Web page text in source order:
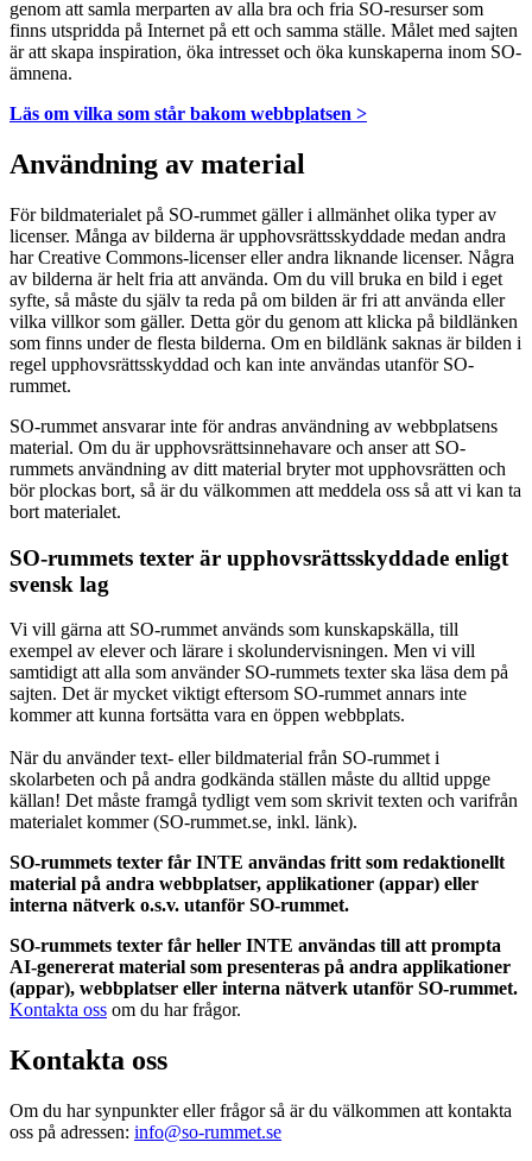
genom att samla merparten av alla bra och fria SO-resurser som
finns utspridda på Internet på ett och samma ställe. Målet med sajten
är att skapa inspiration, öka intresset och öka kunskaperna inom SO-
ämnena.
Läs om vilka som står bakom webbplatsen >
Användning av material
För bildmaterialet på SO-rummet gäller i allmänhet olika typer av
licenser. Många av bilderna är upphovsrättsskyddade medan andra
har Creative Commons-licenser eller andra liknande licenser. Några
av bilderna är helt fria att använda. Om du vill bruka en bild i eget
syfte, så måste du själv ta reda på om bilden är fri att använda eller
vilka villkor som gäller. Detta gör du genom att klicka på bildlänken
som finns under de flesta bilderna. Om en bildlänk saknas är bilden i
regel upphovsrättsskyddad och kan inte användas utanför SO-
rummet.
SO-rummet ansvarar inte för andras användning av webbplatsens
material. Om du är upphovsrättsinnehavare och anser att SO-
rummets användning av ditt material bryter mot upphovsrätten och
bör plockas bort, så är du välkommen att meddela oss så att vi kan ta
bort materialet.
SO-rummets texter är upphovsrättsskyddade enligt
svensk lag
Vi vill gärna att SO-rummet används som kunskapskälla, till
exempel av elever och lärare i skolundervisningen. Men vi vill
samtidigt att alla som använder SO-rummets texter ska läsa dem på
sajten. Det är mycket viktigt eftersom SO-rummet annars inte
kommer att kunna fortsätta vara en öppen webbplats.
När du använder text- eller bildmaterial från SO-rummet i
skolarbeten och på andra godkända ställen måste du alltid uppge
källan! Det måste framgå tydligt vem som skrivit texten och varifrån
materialet kommer (SO-rummet.se, inkl. länk).
SO-rummets texter får INTE användas fritt som redaktionellt
material på andra webbplatser, applikationer (appar) eller
interna nätverk o.s.v. utanför SO-rummet.
SO-rummets texter får heller INTE användas till att prompta
AI-genererat material som presenteras på andra applikationer
(appar), webbplatser eller interna nätverk utanför SO-rummet.
Kontakta oss om du har frågor.
Kontakta oss
Om du har synpunkter eller frågor så är du välkommen att kontakta
oss på adressen: info@so-rummet.se